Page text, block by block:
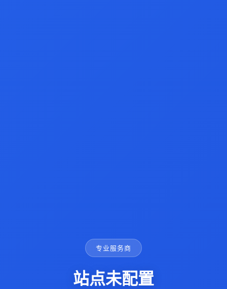
专业服务商
站点未配置